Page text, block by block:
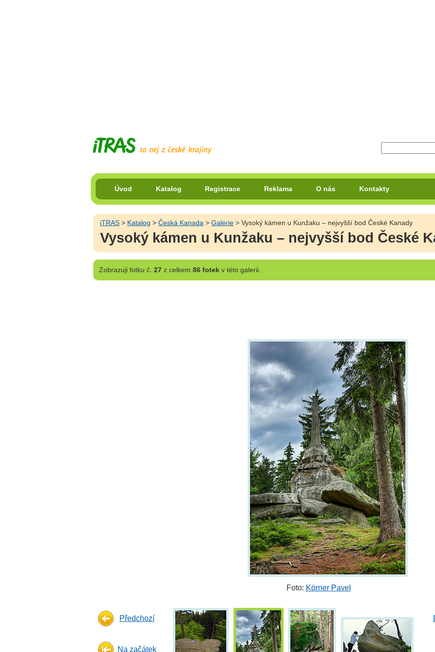
Úvod Katalog Registrace Reklama O nás Kontakty
iTRAS > Katalog >Česká Kanada >Galerie > Vysoký kámen u Kunžaku – nejvyšší bod České Kanady
Vysoký kámen u Kunžaku – nejvyšší bod České
Zobrazujifotku č. 27z celkem 86 fotekv této galerii.
Foto: Körner Pavel
Předchozí
Na začátek